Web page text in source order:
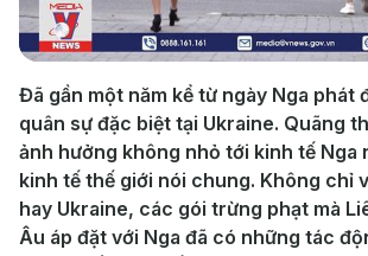
Đã gần một năm kể từ ngày Nga phát
quân sự đặc biệt tại Ukraine. Quãng
ảnh hưởng không nhỏ tới kinh tế Nga
kinh tế thế giới nói chung. Không chỉ
hay Ukraine, các gói trừng phạt mà
Âu áp đặt với Nga đã có những tác